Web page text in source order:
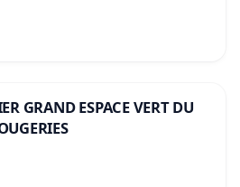
Strombeek en Het
GRAND ESPACE VERT DU